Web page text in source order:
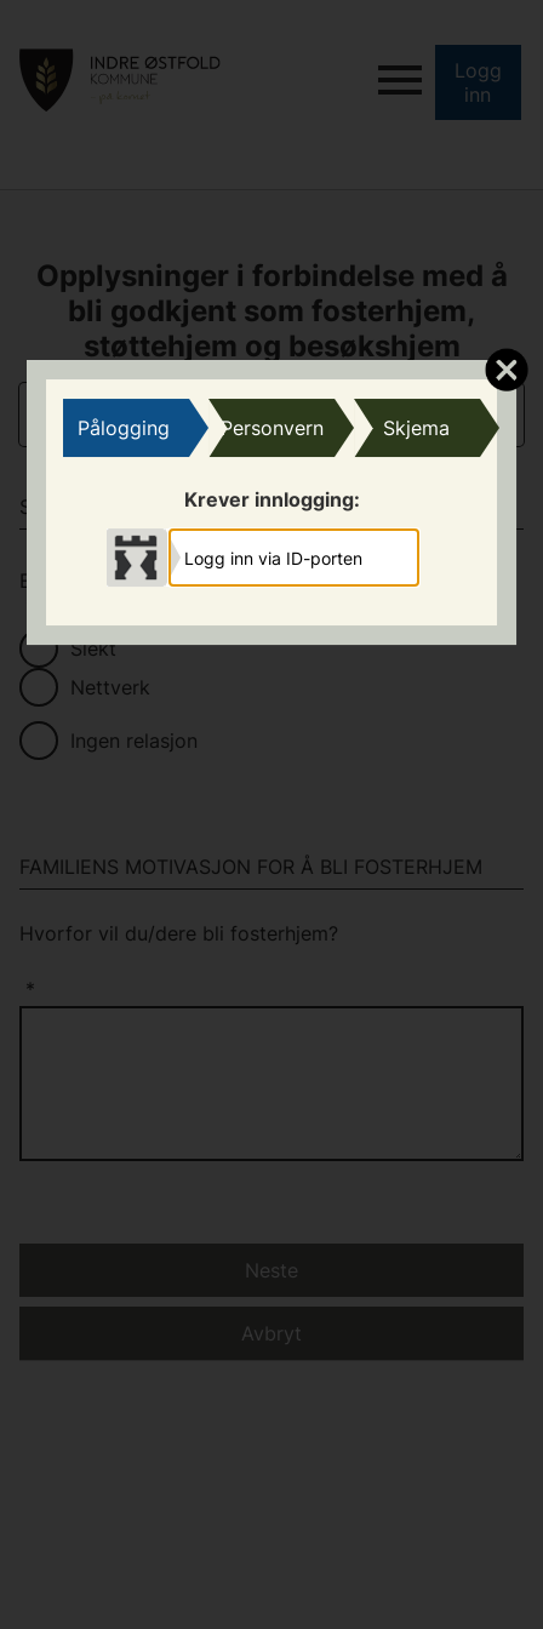
Pålogging Personvern Skjema
Krever innlogging:
Logg inn via ID-porten
Logg
inn
Opplysninger i forbindelse med å
bli godkjent som fosterhjem,
støttehjem og besøkshjem
MOTIVASJON
SLEKT/NETTVERK
Er det et kjent barn dere ønsker å bli forsterhjem for?
Slekt
Nettverk
Ingen relasjon
FAMILIENS MOTIVASJON FOR Å BLI FOSTERHJEM
Hvorfor vil du/dere bli fosterhjem?
*
Avbryt
Neste